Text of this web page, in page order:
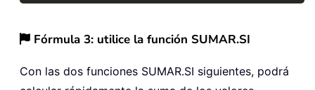
Fórmula 3: utilice la función SUMAR.SI
Con las dos funciones SUMAR.SI siguientes, podrá